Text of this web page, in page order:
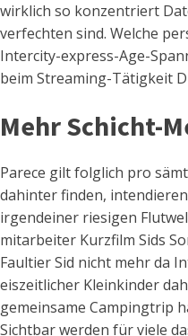
wirklich so konzentriert
verfechten sind. Welche
Intercity-express-Age-
beim Streaming-Tätigkeit
Mehr Schicht-
Parece gilt folglich pro
dahinter finden,
irgendeiner riesigen
mitarbeiter Kurzfilm Sids
Faultier Sid nicht mehr da
eiszeitlicher Kleinkinder
gemeinsame Campingtrip
Sichtbar werden für viele